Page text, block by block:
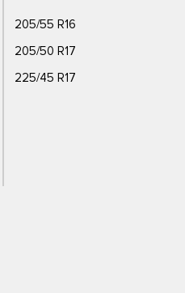
205/55 R16
205/50 R17
225/45 R17